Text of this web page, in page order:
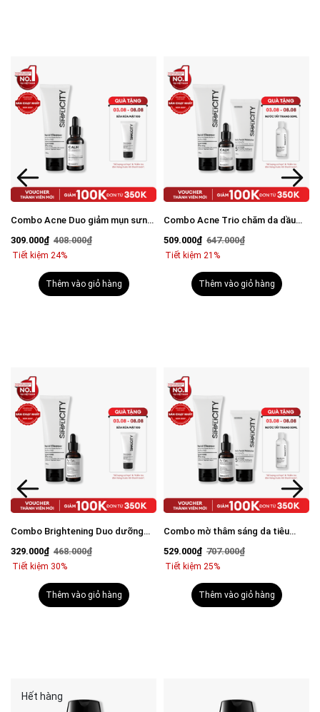
Combo Acne Duo giảm mụn sưng
Calm 30ml
309.000₫ 408.000₫
Tiết kiệm 24%
Thêm vào giỏ hàng
Combo Acne Trio chăm da dầu
Calm 30ml, Kem dưỡng ẩm 80g
509.000₫ 647.000₫
Tiết kiệm 21%
Thêm vào giỏ hàng
Combo Brightening Duo dưỡng
mặt 100g & Serum Vital 30ml
329.000₫ 468.000₫
Tiết kiệm 30%
Thêm vào giỏ hàng
Combo mờ thâm sáng da tiêu
529.000₫ 707.000₫
Tiết kiệm 25%
Thêm vào giỏ hàng
Hết hàng